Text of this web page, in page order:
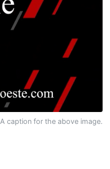
A caption for the above image.